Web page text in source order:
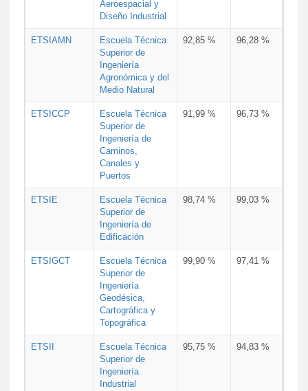
Aeroespacial y
Diseño Industrial
ETSIAMN
Escuela Técnica
Superior de
Ingeniería
Agronómica y del
Medio Natural
92,85 % 96,28 %
ETSICCP
Escuela Técnica
Superior de
Ingeniería de
Caminos,
Canales y
Puertos
91,99 % 96,73 %
ETSIE
Escuela Técnica
Superior de
Ingeniería de
Edificación
98,74 % 99,03 %
ETSIGCT
Escuela Técnica
Superior de
Ingeniería
Geodésica,
Cartográfica y
Topográfica
99,90 % 97,41 %
ETSII
Escuela Técnica
Superior de
Ingeniería
Industrial
95,75 % 94,83 %